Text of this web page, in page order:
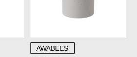
AWABEES